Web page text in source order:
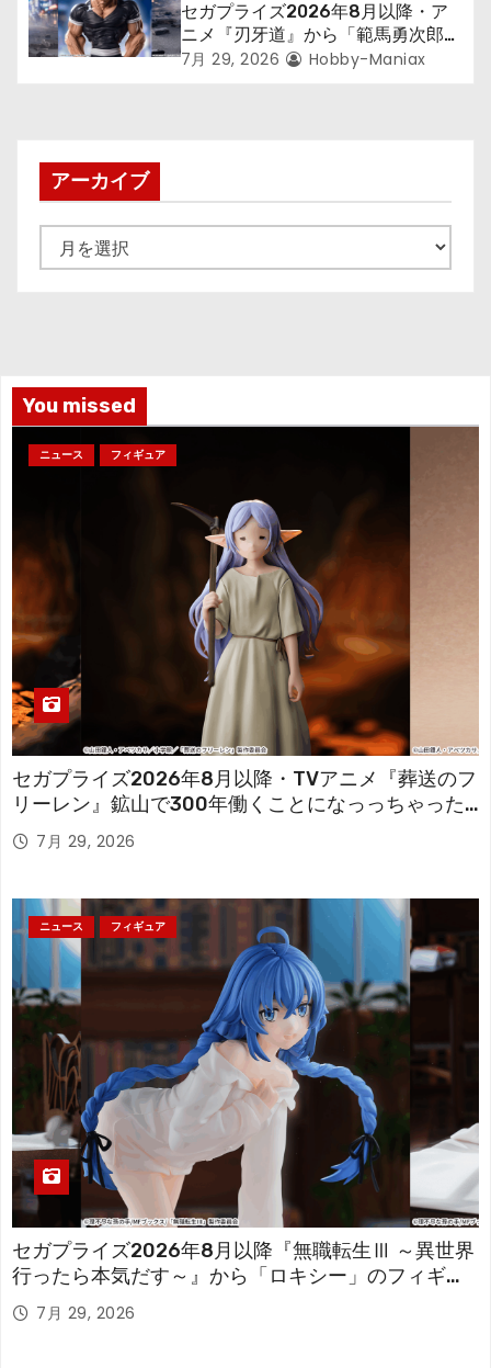
セガプライズ2026年8月以降・ア
ニメ『刃牙道』から「範馬勇次郎」
が登場ッッ!!
7月 29, 2026 Hobby-Maniax
アーカイブ
ー
You missed
ニュース フィギュア
セガプライズ2026年8月以降・TVアニメ『葬送のフ
リーレン』鉱山で300年働くことになっっちゃった
「フリーレン」を立体化！
7月 29, 2026
ニュース フィギュア
セガプライズ2026年8月以降『無職転生Ⅲ ～異世界
行ったら本気だす～』から「ロキシー」のフィギュ
アが登場！
7月 29, 2026